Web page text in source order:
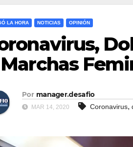
LA HORA NOTICIAS OPINIÓN
Por manager.desafio
MAR 14, 2020 Coronavirus,